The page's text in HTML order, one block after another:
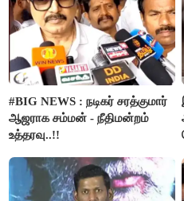
#BIG NEWS : நடிகர் சரத்குமார்
ஆஜராக சம்மன் - நீதிமன்றம்
உத்தரவு..!!